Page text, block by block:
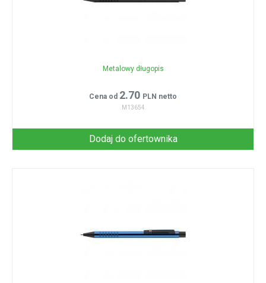
Metalowy długopis
Cena od 2.70 PLN netto
M13654
Dodaj do ofertownika